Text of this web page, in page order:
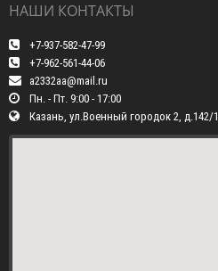
НАШИ КОНТАКТЫ
+7-937-582-47-99
+7-962-561-44-06
a2332aa@mail.ru
Пн. - Пт. 9:00 - 17:00
Казань, ул.Военный городок 2, д.142/1